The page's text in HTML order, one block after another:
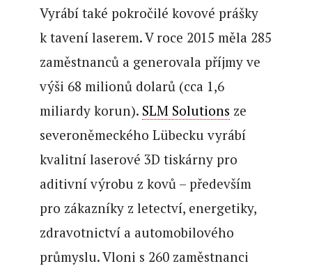
Vyrábí také pokročilé kovové prášky
k tavení laserem. V roce 2015 měla 285
zaměstnanců a generovala příjmy ve
výši 68 milionů dolarů (cca 1,6
miliardy korun). SLM Solutions ze
severoněmeckého Lübecku vyrábí
kvalitní laserové 3D tiskárny pro
aditivní výrobu z kovů – především
pro zákazníky z letectví, energetiky,
zdravotnictví a automobilového
průmyslu. Vloni s 260 zaměstnanci